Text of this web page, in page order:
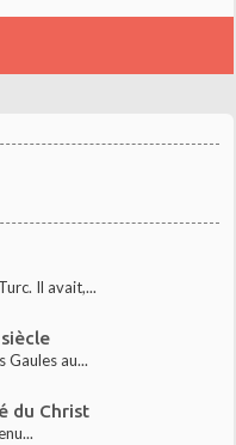
Il avait,...
Gaules au...
du Christ